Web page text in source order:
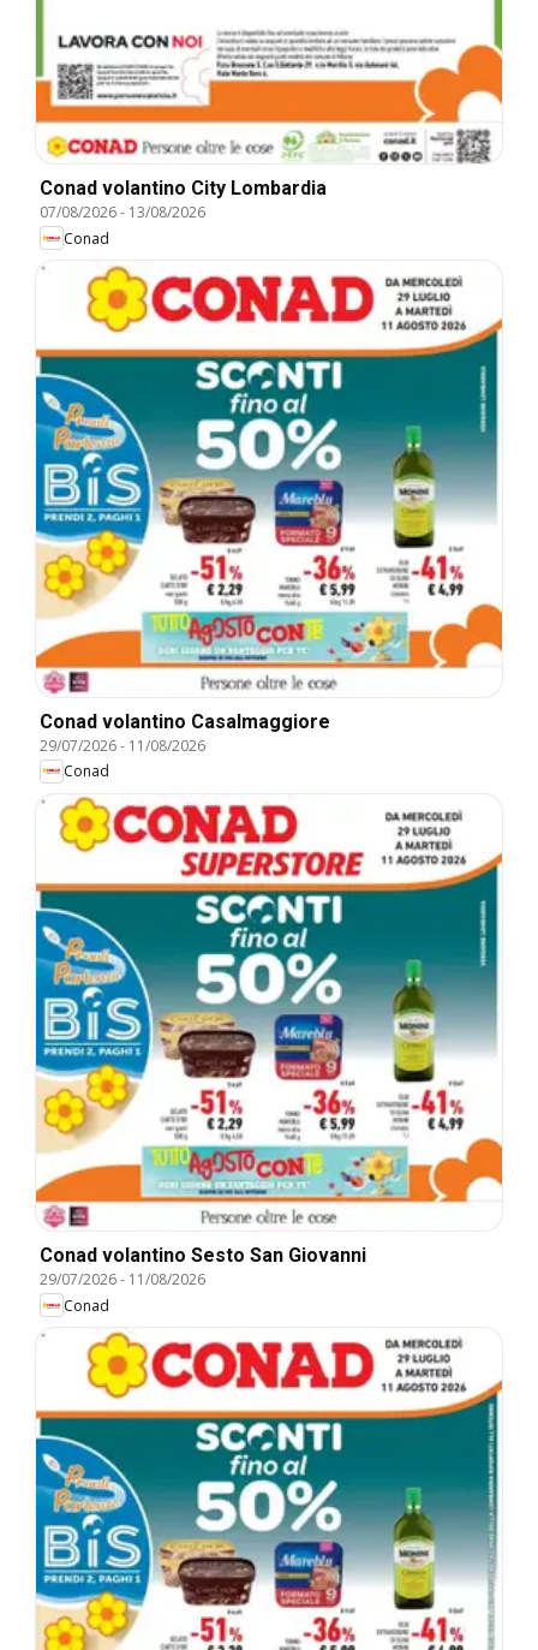
Conad volantino City Lombardia
07/08/2026- 13/08/2026
Conad
Conad volantino Casalmaggiore
29/07/2026- 11/08/2026
Conad
Conad volantino Sesto San Giovanni
29/07/2026- 11/08/2026
Conad